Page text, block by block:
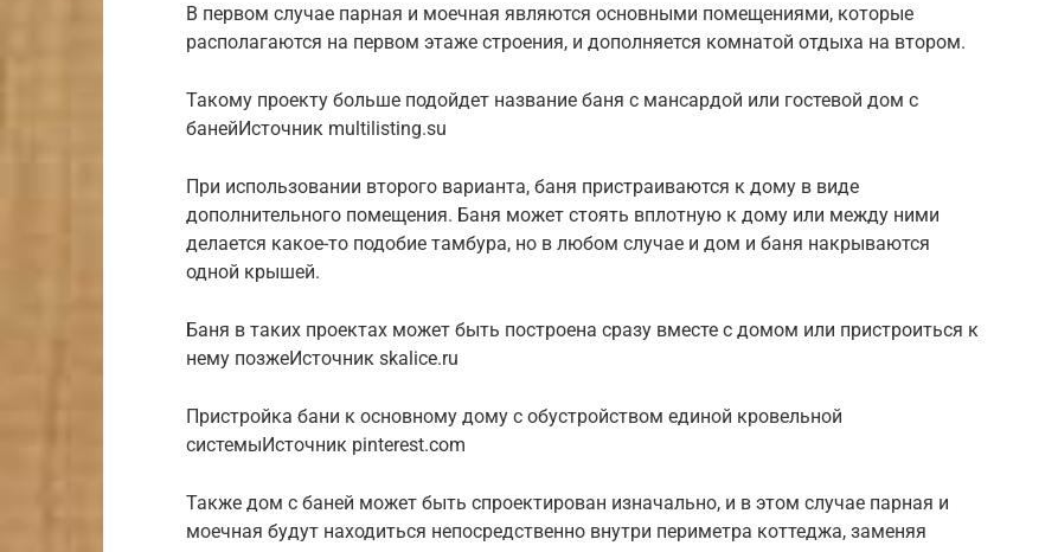
В первом случае парная и моечная являются основными помещениями, которые
располагаются на первом этаже строения, и дополняется комнатой отдыха на втором.
Такому проекту больше подойдет название баня с мансардой или гостевой дом с
банейИсточник multilisting.su
При использовании второго варианта, баня пристраиваются к дому в виде
дополнительного помещения. Баня может стоять вплотную к дому или между ними
делается какое-то подобие тамбура, но в любом случае и дом и баня накрываются
одной крышей.
Баня в таких проектах может быть построена сразу вместе с домом или пристроиться к
нему позжеИсточник skalice.ru
Пристройка бани к основному дому с обустройством единой кровельной
системыИсточник pinterest.com
Также дом с баней может быть cпроектирован изначально, и в этом случае парная и
моечная будут находиться непосредственно внутри периметра коттеджа, заменяя